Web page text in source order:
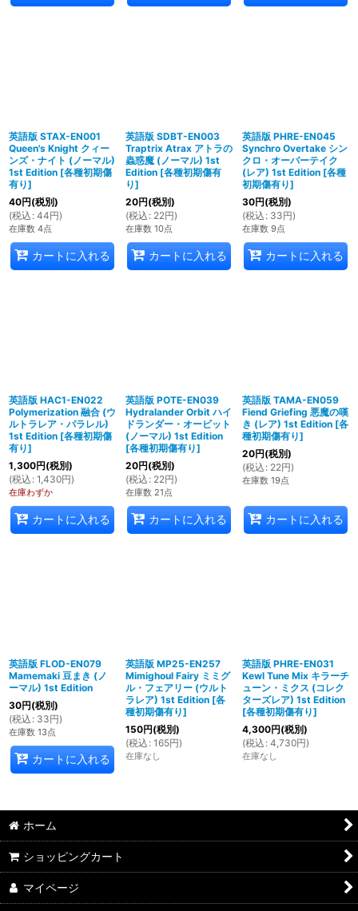
英語版 STAX-EN001
Queen's Knight クィー
ンズ・ナイト (ノーマル)
1st Edition [各種初期傷
有り]
40円(税別)
(税込 : 44円)
在庫数 4点
カートに入れる
英語版 SDBT-EN003
Traptrix Atrax アトラの
蟲惑魔 (ノーマル) 1st
Edition [各種初期傷有
り]
20円(税別)
(税込 : 22円)
在庫数 10点
カートに入れる
英語版 PHRE-EN045
Synchro Overtake シン
クロ・オーバーテイク
(レア) 1st Edition [各種
初期傷有り]
30円(税別)
(税込 : 33円)
在庫数 9点
カートに入れる
英語版 HAC1-EN022
Polymerization 融合 (ウ
ルトラレア・パラレル)
1st Edition [各種初期傷
有り]
1,300円(税別)
(税込 : 1,430円)
在庫わずか
カートに入れる
英語版 POTE-EN039
Hydralander Orbit ハイ
ドランダー・オービット
(ノーマル) 1st Edition
[各種初期傷有り]
20円(税別)
(税込 : 22円)
在庫数 21点
カートに入れる
英語版 TAMA-EN059
Fiend Griefing 悪魔の嘆
き (レア) 1st Edition [各
種初期傷有り]
20円(税別)
(税込 : 22円)
在庫数 19点
カートに入れる
英語版 FLOD-EN079
Mamemaki 豆まき (ノ
ーマル) 1st Edition
30円(税別)
(税込 : 33円)
在庫数 13点
カートに入れる
英語版 MP25-EN257
Mimighoul Fairy ミミグ
ル・フェアリー (ウルト
ラレア) 1st Edition [各
種初期傷有り]
150円(税別)
(税込 : 165円)
在庫なし
英語版 PHRE-EN031
Kewl Tune Mix キラーチ
ューン・ミクス (コレク
ターズレア) 1st Edition
[各種初期傷有り]
4,300円(税別)
(税込 : 4,730円)
在庫なし
ホーム
ショッピングカート
マイページ